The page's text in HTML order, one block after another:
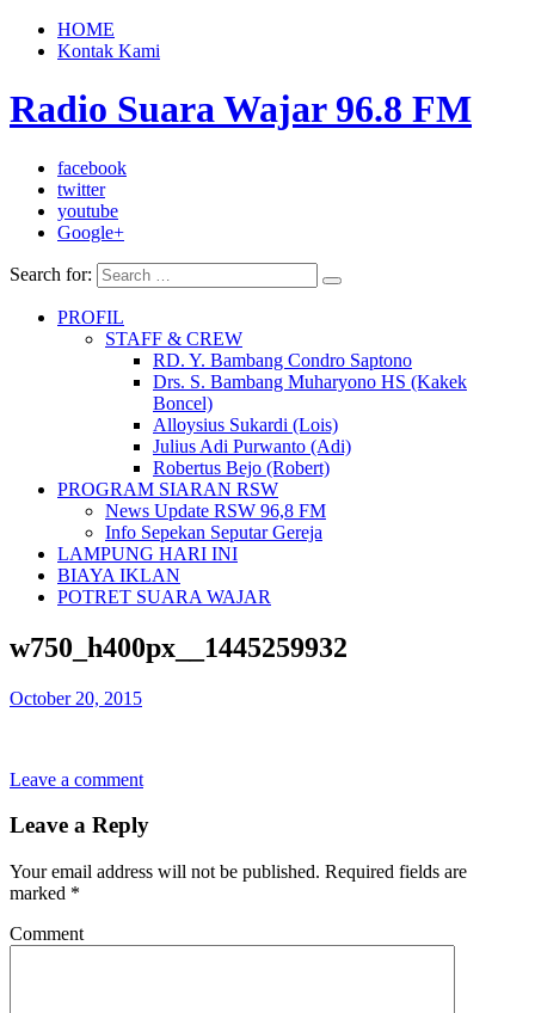
HOME
Kontak Kami
Radio Suara Wajar 96.8 FM
facebook
twitter
youtube
Google+
Search for:
PROFIL
STAFF & CREW
RD. Y. Bambang Condro Saptono
Drs. S. Bambang Muharyono HS (Kakek
Boncel)
Alloysius Sukardi (Lois)
Julius Adi Purwanto (Adi)
Robertus Bejo (Robert)
PROGRAM SIARAN RSW
News Update RSW 96,8 FM
Info Sepekan Seputar Gereja
LAMPUNG HARI INI
BIAYA IKLAN
POTRET SUARA WAJAR
w750_h400px__1445259932
October 20, 2015
Leave a comment
Leave a Reply
Your email address will not be published. Required fields are
marked *
Comment